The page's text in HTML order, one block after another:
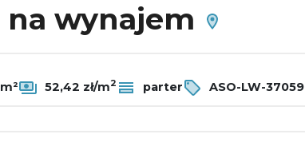
na wynajem
52,42 zł/m2 parter ASO-LW-37059